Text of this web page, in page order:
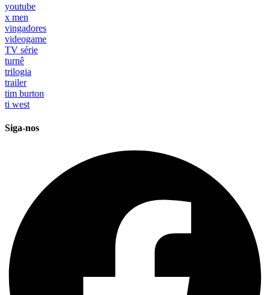
youtube
x men
vingadores
videogame
TV série
turnê
trilogia
trailer
tim burton
ti west
Siga-nos